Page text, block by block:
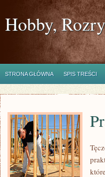
Hobby,
STRONA GŁÓWNA SPIS TREŚCI